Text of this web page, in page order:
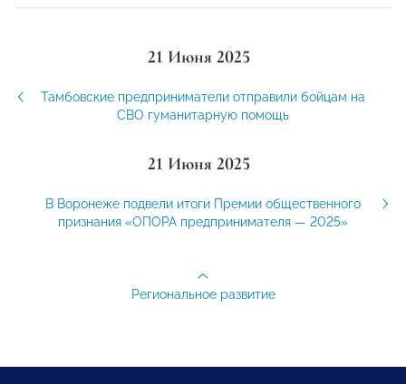
21 Июня 2025
Тамбовские предприниматели отправили бойцам на
СВО гуманитарную помощь
21 Июня 2025
В Воронеже подвели итоги Премии общественного
признания «ОПОРА предпринимателя — 2025»
Региональное развитие